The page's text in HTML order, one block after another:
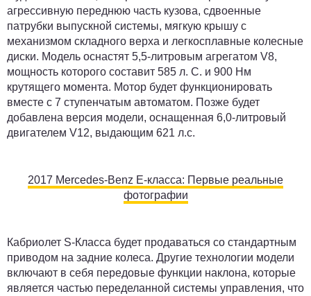
агрессивную переднюю часть кузова, сдвоенные
патрубки выпускной системы, мягкую крышу с
механизмом складного верха и легкосплавные колесные
диски. Модель оснастят 5,5-литровым агрегатом V8,
мощность которого составит 585 л. С. и 900 Нм
крутящего момента. Мотор будет функционировать
вместе с 7 ступенчатым автоматом. Позже будет
добавлена версия модели, оснащенная 6,0-литровый
двигателем V12, выдающим 621 л.с.
2017 Mercedes-Benz E-класса: Первые реальные
фотографии
Кабриолет S-Класса будет продаваться со стандартным
приводом на задние колеса. Другие технологии модели
включают в себя передовые функции наклона, которые
является частью переделанной системы управления, что